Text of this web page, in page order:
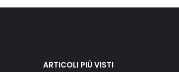
ARTICOLI PIÙ VISTI